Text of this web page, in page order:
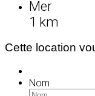
Mer
1 km
Cette location
Nom